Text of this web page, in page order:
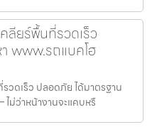
ลียร์พื้นที่รวดเร็ว
www.รถแบคโฮ
วดเร็ว ปลอดภัย ได้มาตรฐาน
ม่ว่าหน้างานจะแคบหรื